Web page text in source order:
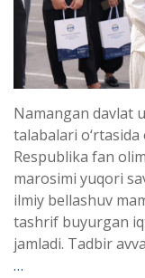
Namangan davlat
talabalari o‘rtasida
Respublika fan
marosimi yuqori
ilmiy bellashuv
tashrif buyurgan
jamladi. Tadbir
…